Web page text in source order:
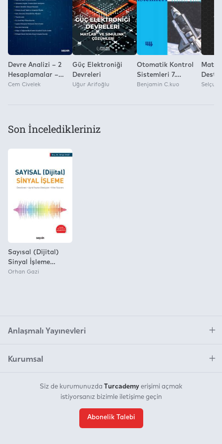
Yok
Devre Analizi – 2
Hesaplamalar –
Analizler
Cem Civelek
Güç Elektroniği
Devreleri
Uğur Arifoğlu
Otomatik Kontrol
Sistemleri 7.
Basım'dan Çeviri
Benjamin C.kuo Selçuk
Son İnceledikleriniz
Sayısal (Dijital)
Sinyal İşleme
Örnekleme – Ayrık
Orhan Gazi
Anlaşmalı Yayınevleri
Kurumsal
Siz de kurumunuzda Turcademy erişimi açmak
istiyorsanız bizimle iletişime geçin
Abonelik Talebi